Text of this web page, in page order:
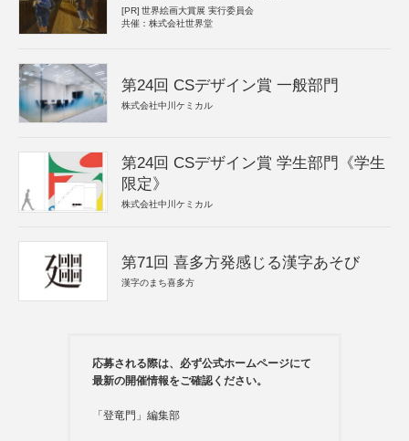
[PR] 世界絵画大賞展 実行委員会
共催：株式会社世界堂
第24回 CSデザイン賞 一般部門
株式会社中川ケミカル
第24回 CSデザイン賞 学生部門《学生
限定》
株式会社中川ケミカル
第71回 喜多方発感じる漢字あそび
漢字のまち喜多方
応募される際は、必ず公式ホームページにて
最新の開催情報をご確認ください。
「登竜門」編集部